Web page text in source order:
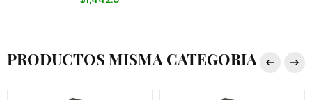
PRODUCTOS MISMA CATEGORIA